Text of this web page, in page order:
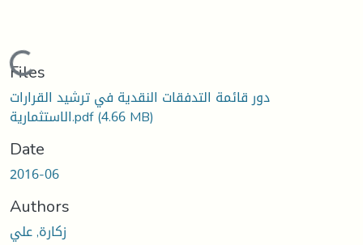
Loading...
Files
دور قائمة التدفقات النقدية في ترشيد القرارات
الاستثمارية.pdf(4.66 MB)
Date
2016-06
Authors
زكارة, علي